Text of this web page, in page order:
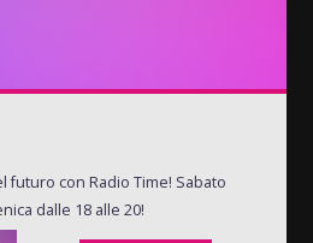
futuro con Radio Time! Sabato
dalle 18 alle 20!